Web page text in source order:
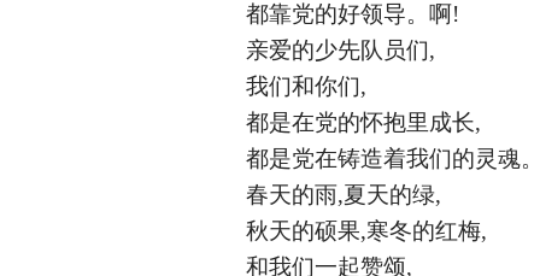
都靠党的好领导。啊!
亲爱的少先队员们,
我们和你们,
都是在党的怀抱里成长,
都是党在铸造着我们的灵魂。
春天的雨,夏天的绿,
秋天的硕果,寒冬的红梅,
和我们一起赞颂,